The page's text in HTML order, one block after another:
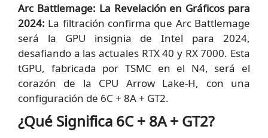
Arc Battlemage: La Revelación en Gráficos para
2024: La filtración confirma que Arc Battlemage
será la GPU insignia de Intel para 2024,
desafiando a las actuales RTX 40 y RX 7000. Esta
tGPU, fabricada por TSMC en el N4, será el
corazón de la CPU Arrow Lake-H, con una
configuración de 6C + 8A + GT2.
¿Qué Significa 6C + 8A + GT2?